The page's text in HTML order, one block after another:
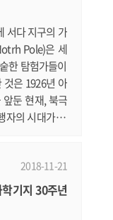
서다 지구의 가
Pole)은 세
한 탐험가들이
것은 1926년 아
둔 현재, 북극
자의 시대가 되
글 사진 · 김완
날아가서, 러시
까
2018-11-21
기지 30주년